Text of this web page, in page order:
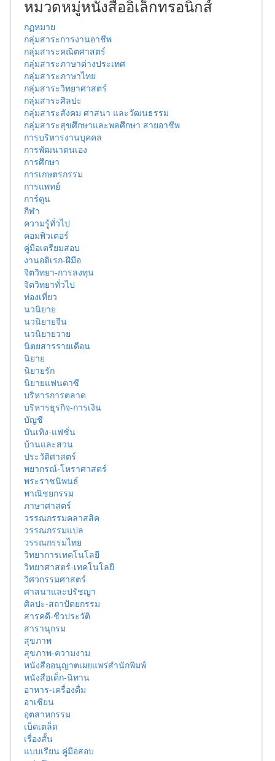
หมวดหมู่หนังสืออิเล็กทรอนิกส์
กฏหมาย
กลุ่มสาระการงานอาชีพ
กลุ่มสาระคณิตศาสตร์
กลุ่มสาระภาษาต่างประเทศ
กลุ่มสาระภาษาไทย
กลุ่มสาระวิทยาศาสตร์
กลุ่มสาระศิลปะ
กลุ่มสาระสังคม ศาสนา และวัฒนธรรม
กลุ่มสาระสุขศึกษาและพลศึกษา สายอาชีพ
การบริหารงานบุคคล
การพัฒนาตนเอง
การศึกษา
การเกษตรกรรม
การแพทย์
การ์ตูน
กีฬา
ความรู้ทั่วไป
คอมพิวเตอร์
คู่มือเตรียมสอบ
งานอดิเรก-ฝีมือ
จิตวิทยา-การลงทุน
จิตวิทยาทั่วไป
ท่องเที่ยว
นวนิยาย
นวนิยายจีน
นวนิยายวาย
นิตยสารรายเดือน
นิยาย
นิยายรัก
นิยายแฟนตาซี
บริหารการตลาด
บริหารธุรกิจ-การเงิน
บัญชี
บันเทิง-แฟชั่น
บ้านและสวน
ประวัติศาสตร์
พยากรณ์-โหราศาสตร์
พระราชนิพนธ์
พาณิชยกรรม
ภาษาศาสตร์
วรรณกรรมคลาสสิค
วรรณกรรมแปล
วรรณกรรมไทย
วิทยาการเทคโนโลยี
วิทยาศาสตร์-เทคโนโลยี
วิศวกรรมศาสตร์
ศาสนาและปรัชญา
ศิลปะ-สถาปัตยกรรม
สารคดี-ชีวประวัติ
สารานุกรม
สุขภาพ
สุขภาพ-ความงาม
หนังสืออนุญาตเผยแพร่สำนักพิมพ์
หนังสือเด็ก-นิทาน
อาหาร-เครื่องดื่ม
อาเซียน
อุตสาหกรรม
เบ็ดเตล็ด
เรื่องสั้น
แบบเรียน คู่มือสอบ